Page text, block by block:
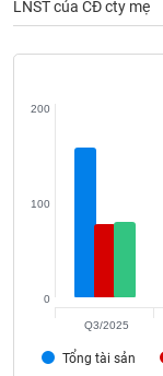
LNST của CĐ cty mẹ
Tổng tài sản
0
100
200
Q3/2025
ngữ
(-)
vụ
chính